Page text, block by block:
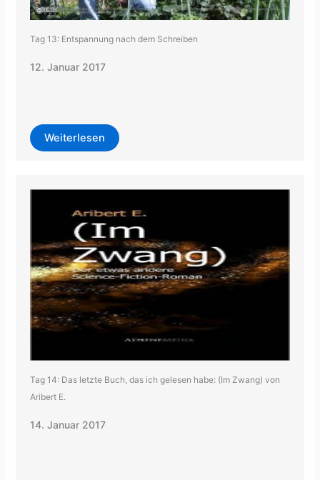
Tag 13: Entspannung nach dem Schreiben
12. Januar 2017
Weiterlesen
Tag 14: Das letzte Buch, das ich gelesen habe: (Im Zwang) von
Aribert E.
14. Januar 2017